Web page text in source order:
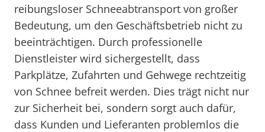
reibungsloser Schneeabtransport von großer
Bedeutung, um den Geschäftsbetrieb nicht zu
beeinträchtigen. Durch professionelle
Dienstleister wird sichergestellt, dass
Parkplätze, Zufahrten und Gehwege rechtzeitig
von Schnee befreit werden. Dies trägt nicht nur
zur Sicherheit bei, sondern sorgt auch dafür,
dass Kunden und Lieferanten problemlos die